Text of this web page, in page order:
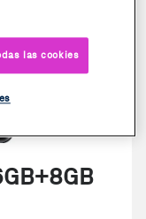
las cookies